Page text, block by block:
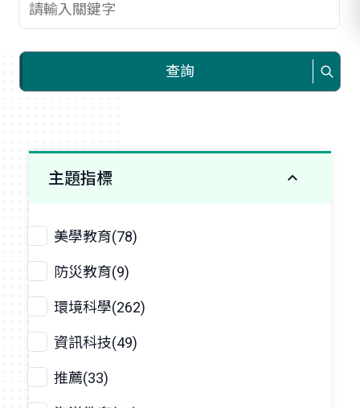
查詢
主題指標
美學教育(78)
防災教育(9)
環境科學(262)
資訊科技(49)
推薦(33)